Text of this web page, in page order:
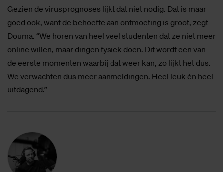
Gezien de virusprognoses lijkt dat niet nodig. Dat is maar
goed ook, want de behoefte aan ontmoeting is groot, zegt
Douma. “We horen van heel veel studenten dat ze niet meer
online willen, maar dingen fysiek doen. Dit wordt een van
de eerste momenten waarbij dat weer kan, zo lijkt het dus.
We verwachten dus meer aanmeldingen. Heel leuk én heel
uitdagend.”